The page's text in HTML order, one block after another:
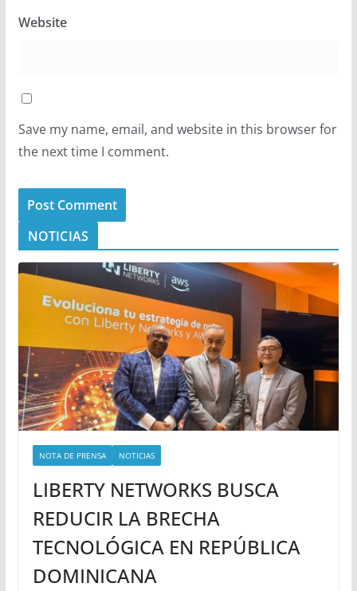
Website
Save my name, email, and website in this browser for
the next time I comment.
NOTICIAS
NOTA DE PRENSA NOTICIAS
LIBERTY NETWORKS BUSCA
REDUCIR LA BRECHA
TECNOLÓGICA EN REPÚBLICA
DOMINICANA